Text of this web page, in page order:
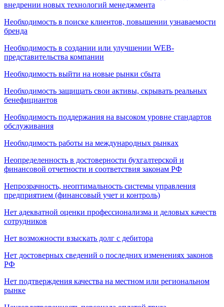
внедрении новых технологий менеджмента
Необходимость в поиске клиентов, повышении узнаваемости
бренда
Необходимость в создании или улучшении WEB-
представительства компании
Необходимость выйти на новые рынки сбыта
Необходимость защищать свои активы, скрывать реальных
бенефициантов
Необходимость поддержания на высоком уровне стандартов
обслуживания
Необходимость работы на международных рынках
Неопределенность в достоверности бухгалтерской и
финансовой отчетности и соответствия законам РФ
Непрозрачность, неоптимальность системы управления
предприятием (финансовый учет и контроль)
Нет адекватной оценки профессионализма и деловых качеств
сотрудников
Нет возможности взыскать долг с дебитора
Нет достоверных сведений о последних изменениях законов
РФ
Нет подтверждения качества на местном или региональном
рынке